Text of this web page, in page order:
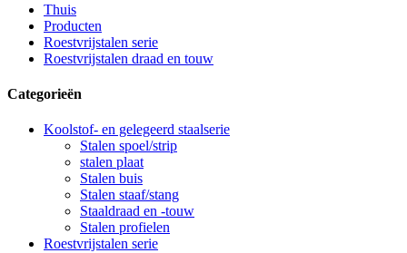
Thuis
Producten
Roestvrijstalen serie
Roestvrijstalen draad en touw
Categorieën
Koolstof- en gelegeerd staalserie
Stalen spoel/strip
stalen plaat
Stalen buis
Stalen staaf/stang
Staaldraad en -touw
Stalen profielen
Roestvrijstalen serie